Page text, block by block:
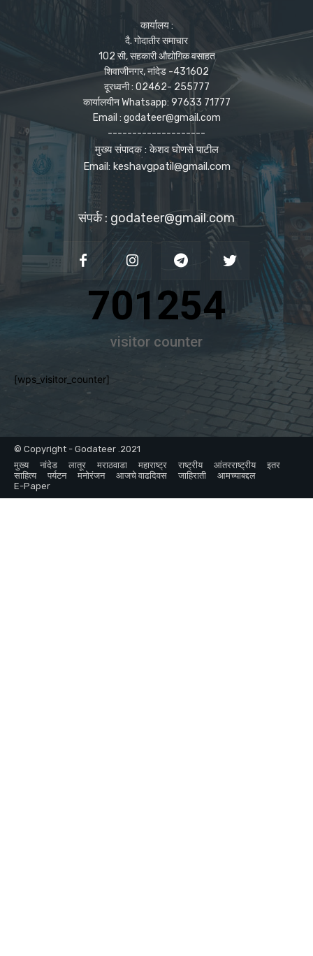
कार्यालय :
दै. गोदातीर समाचार
102 सी, सहकारी औद्योगिक वसाहत
शिवाजीनगर, नांदेड -431602
दूरध्वनी : 02462- 255777
कार्यालयीन Whatsapp: 97633 71777
Email : godateer@gmail.com
--------------------
मुख्य संपादक : केशव घोणसे पाटील
Email: keshavgpatil@gmail.com
संपर्क : godateer@gmail.com
701254
visitor counter
[wps_visitor_counter]
© Copyright - Godateer .2021
मुख्य
नांदेड लातूर मराठवाडा महाराष्ट्र राष्ट्रीय आंतरराष्ट्रीय
इतर
साहित्य
पर्यटन मनोरंजन आजचे वाढदिवस जाहिराती
आमच्याबद्दल
E-Paper